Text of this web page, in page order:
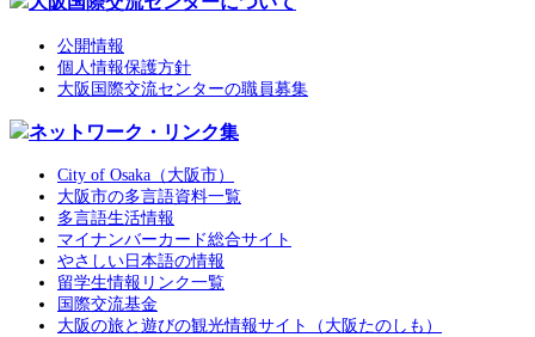
公開情報
個人情報保護方針
大阪国際交流センターの職員募集
ネットワーク・リンク集
City of Osaka（大阪市）
大阪市の多言語資料一覧
多言語生活情報
マイナンバーカード総合サイト
やさしい日本語の情報
留学生情報リンク一覧
国際交流基金
大阪の旅と遊びの観光情報サイト（大阪たのしも）